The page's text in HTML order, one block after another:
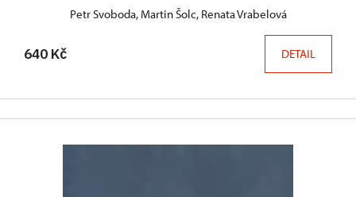
Petr Svoboda, Martin Šolc, Renata Vrabelová
640 Kč DETAIL